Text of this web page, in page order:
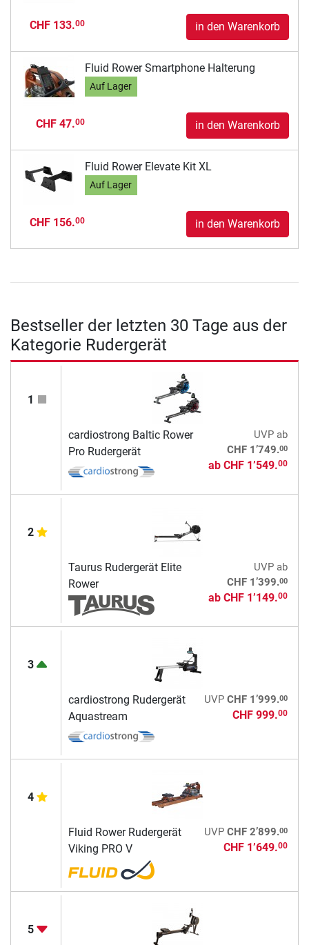
CHF 133.00 in den Warenkorb
Fluid Rower Smartphone Halterung
Auf Lager
CHF 47.00 in den Warenkorb
Fluid Rower Elevate Kit XL
Auf Lager
CHF 156.00 in den Warenkorb
Bestseller der letzten 30 Tage aus der
Kategorie Rudergerät
1
cardiostrong Baltic Rower
Pro Rudergerät
UVPab
CHF 1’749.00
ab CHF 1’549.00
2
Taurus Rudergerät Elite
Rower
UVPab
CHF 1’399.00
ab CHF 1’149.00
3
cardiostrong Rudergerät
Aquastream
UVP CHF 1’999.00
CHF 999.00
4
Fluid Rower Rudergerät
Viking PRO V
UVP CHF 2’899.00
CHF 1’649.00
5